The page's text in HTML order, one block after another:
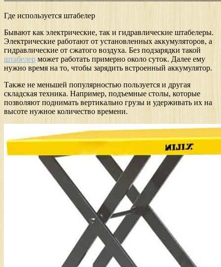
Где используется штабелер
Бывают как электрические, так и гидравлические штабелеры.
Электрические работают от установленных аккумуляторов, а
гидравлические от сжатого воздуха. Без подзарядки такой
штабелер может работать примерно около суток. Далее ему
нужно время на то, чтобы зарядить встроенный аккумулятор.
Также не меньшей популярностью пользуется и другая
складская техника. Например, подъемные столы, которые
позволяют поднимать вертикально грузы и удерживать их на
высоте нужное количество времени.